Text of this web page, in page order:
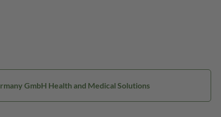
GmbH Health and Medical Solutions